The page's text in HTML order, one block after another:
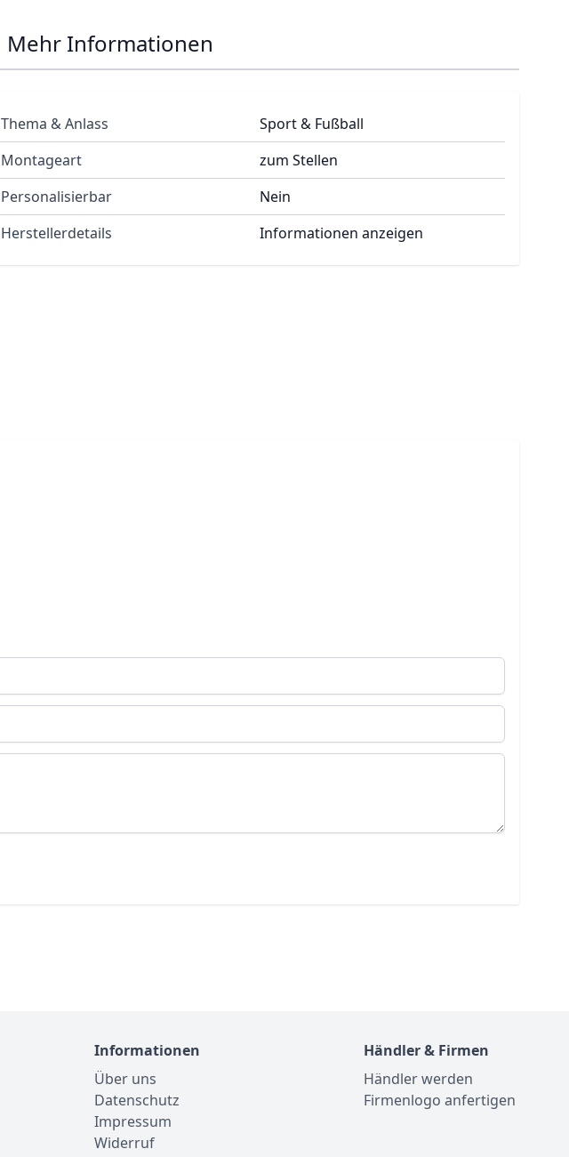
Mehr Informationen
Thema & Anlass
Sport & Fußball
Montageart
zum Stellen
Personalisierbar
Nein
Herstellerdetails
Informationen anzeigen
Informationen
Über uns
Datenschutz
Impressum
Widerruf
Händler & Firmen
Händler werden
Firmenlogo anfertigen